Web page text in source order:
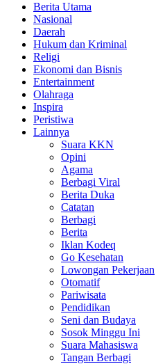
Berita Utama
Nasional
Daerah
Hukum dan Kriminal
Religi
Ekonomi dan Bisnis
Entertainment
Olahraga
Inspira
Peristiwa
Lainnya
Suara KKN
Opini
Agama
Berbagi Viral
Berita Duka
Catatan
Berbagi
Berita
Iklan Kodeq
Go Kesehatan
Lowongan Pekerjaan
Otomatif
Pariwisata
Pendidikan
Seni dan Budaya
Sosok Minggu Ini
Suara Mahasiswa
Tangan Berbagi